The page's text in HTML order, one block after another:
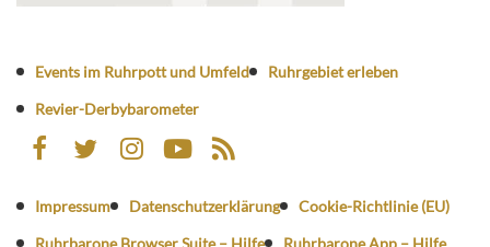
Events im Ruhrpott und Umfeld
Ruhrgebiet erleben
Revier-Derbybarometer
Impressum Datenschutzerklärung
Cookie-Richtlinie (EU)
Ruhrbarone Browser Suite – Hilfe
Ruhrbarone App – Hilfe